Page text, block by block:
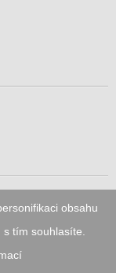
obsahu
tím souhlasíte.